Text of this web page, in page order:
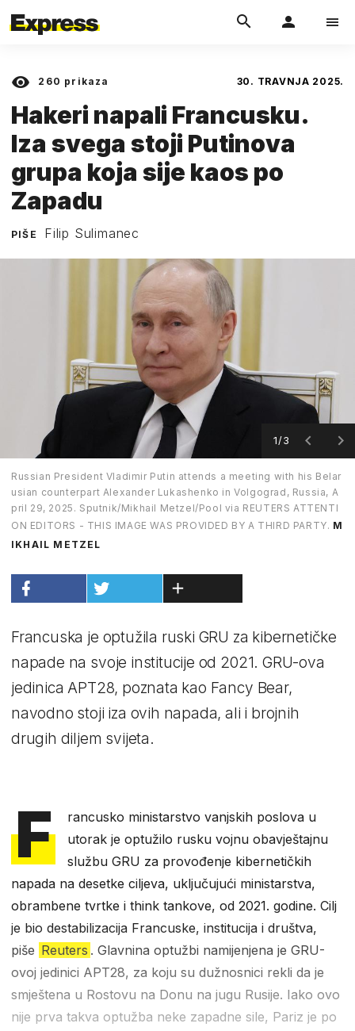
260 prikaza 30. TRAVNJA 2025.
Hakeri napali Francusku.
Iza svega stoji Putinova
grupa koja sije kaos po
Zapadu
PIŠE Filip Sulimanec
1/3
Russian President Vladimir Putin attends a meeting with his Belar
usian counterpart Alexander Lukashenko in Volgograd, Russia, A
pril 29, 2025. Sputnik/Mikhail Metzel/Pool via REUTERS ATTENTI
ON EDITORS - THIS IMAGE WAS PROVIDED BY A THIRD PARTY. M
IKHAIL METZEL
Francuska je optužila ruski GRU za kibernetičke
napade na svoje institucije od 2021. GRU-ova
jedinica APT28, poznata kao Fancy Bear,
navodno stoji iza ovih napada, ali i brojnih
drugih diljem svijeta.
F
rancusko ministarstvo vanjskih poslova u
utorak je optužilo rusku vojnu obavještajnu
službu GRU za provođenje kibernetičkih
napada na desetke ciljeva, uključujući ministarstva,
obrambene tvrtke i think tankove, od 2021. godine. Cilj
je bio destabilizacija Francuske, institucija i društva,
piše Reuters . Glavnina optužbi namijenjena je GRU-
ovoj jedinici APT28, za koju su dužnosnici rekli da je
smještena u Rostovu na Donu na jugu Rusije. Iako ovo
nije prva takva optužba neke zapadne sile, Pariz je po